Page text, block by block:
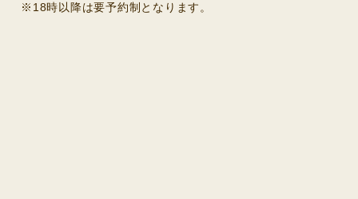
※18時以降は要予約制となります。